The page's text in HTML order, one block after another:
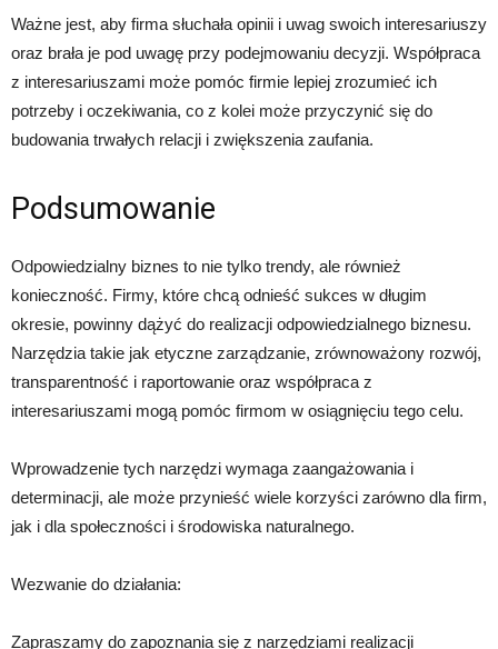
Ważne jest, aby firma słuchała opinii i uwag swoich interesariuszy
oraz brała je pod uwagę przy podejmowaniu decyzji. Współpraca
z interesariuszami może pomóc firmie lepiej zrozumieć ich
potrzeby i oczekiwania, co z kolei może przyczynić się do
budowania trwałych relacji i zwiększenia zaufania.
Podsumowanie
Odpowiedzialny biznes to nie tylko trendy, ale również
konieczność. Firmy, które chcą odnieść sukces w długim
okresie, powinny dążyć do realizacji odpowiedzialnego biznesu.
Narzędzia takie jak etyczne zarządzanie, zrównoważony rozwój,
transparentność i raportowanie oraz współpraca z
interesariuszami mogą pomóc firmom w osiągnięciu tego celu.
Wprowadzenie tych narzędzi wymaga zaangażowania i
determinacji, ale może przynieść wiele korzyści zarówno dla firm,
jak i dla społeczności i środowiska naturalnego.
Wezwanie do działania:
Zapraszamy do zapoznania się z narzędziami realizacji